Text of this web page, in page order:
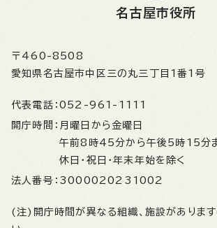
名古屋市役所
〒460-8508
愛知県名古屋市中区三の丸三丁目1番1号
代表電話： 052-961-1111
開庁時間： 月曜日から金曜日
午前8時45分から午後5時15分
休日・祝日・年末年始を除く
法人番号： 3000020231002
(注)開庁時間が異なる組織、施設がありま